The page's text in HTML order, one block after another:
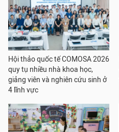
Hội thảo quốc tế COMOSA 2026
quy tụ nhiều nhà khoa học,
giảng viên và nghiên cứu sinh ở
4 lĩnh vực